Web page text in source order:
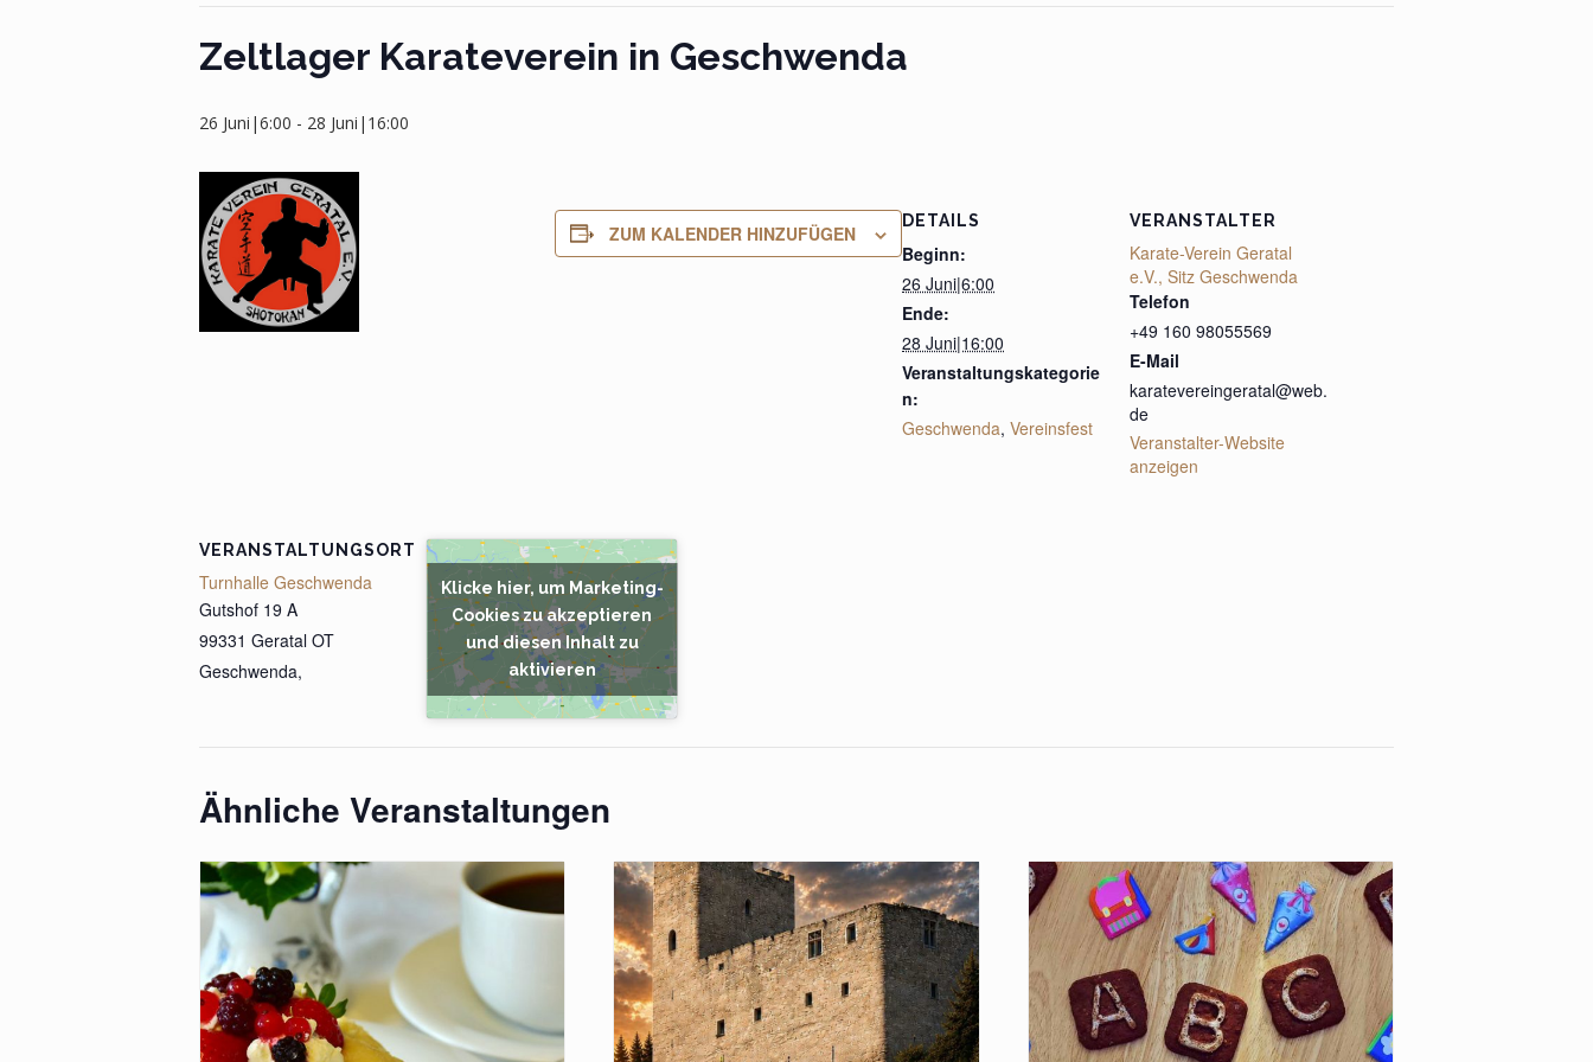
Zeltlager Karateverein in Geschwenda
26 Juni|6:00 - 28 Juni|16:00
ZUM KALENDER HINZUFÜGEN
DETAILS
Beginn:
26 Juni|6:00
Ende:
28 Juni|16:00
Veranstaltungskategorie
n:
Geschwenda, Vereinsfest
VERANSTALTER
Karate-Verein Geratal
e.V., Sitz Geschwenda
Telefon
+49 160 98055569
E-Mail
karatevereingeratal@web.
de
Veranstalter-Website
anzeigen
VERANSTALTUNGSORT
Turnhalle Geschwenda
Gutshof 19 A
99331 Geratal OT
Geschwenda,
Klicke hier, um Marketing-
Cookies zu akzeptieren
und diesen Inhalt zu
aktivieren
Ähnliche Veranstaltungen